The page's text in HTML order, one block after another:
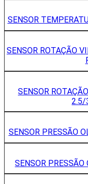
SENSOR
SENSOR ROTAÇÃO
SENSOR
2.5/
SENSOR PRESSÃO
SENSOR